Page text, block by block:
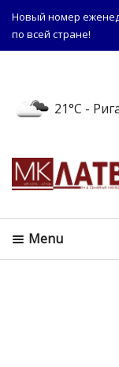
Новый номер
по всей стране!
21°C -
Menu